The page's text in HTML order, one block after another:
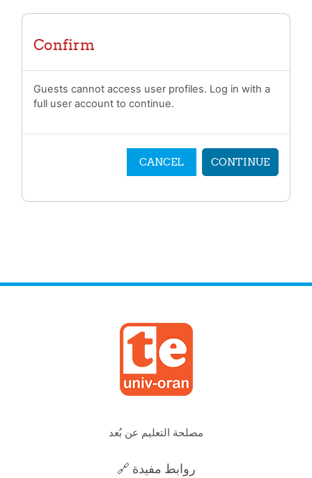
Confirm
Guests cannot access user profiles. Log in with a
full user account to continue.
CANCEL CONTINUE
مصلحة التعليم عن بُعد
🔗 روابط مفيدة